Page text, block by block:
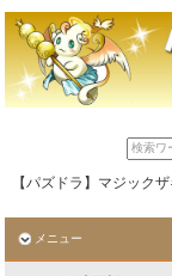
【パズドラ】マジック
メニュー